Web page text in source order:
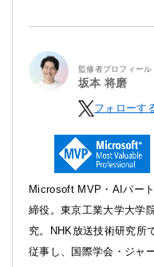
監修者プロフィール
坂本 将磨
フォローす
Microsoft MVP・AIパー
締役。東京工業大学大学
究。NHK放送技術研究所
従事し、国際学会・ジャ